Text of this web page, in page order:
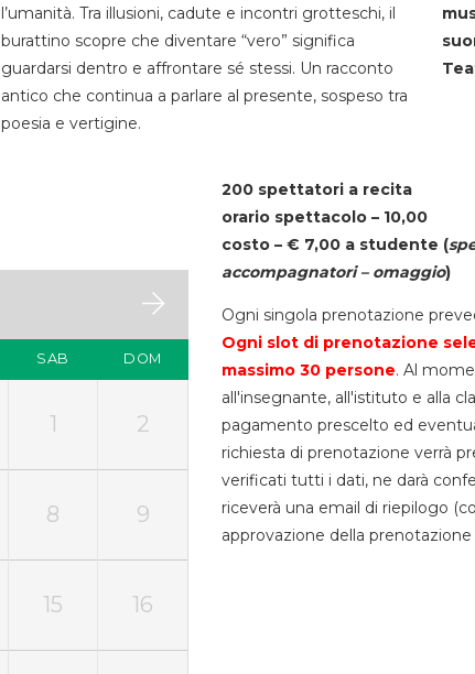
l’umanità. Tra illusioni, cadute e incontri grotteschi, il
burattino scopre che diventare “vero” significa
guardarsi dentro e affrontare sé stessi. Un racconto
antico che continua a parlare al presente, sospeso tra
poesia e vertigine.
SAB DOM
1 2
8 9
15 16
200 spettatori a recita
orario spettacolo – 10,00
costo – € 7,00 a studente (
accompagnatori – omaggio)
Ogni singola prenotazione
Ogni slot di prenotazione
massimo 30 persone. Al
all'insegnante, all'istituto e alla
pagamento prescelto ed
richiesta di prenotazione verrà
verificati tutti i dati, ne darà
riceverà una email di riepilogo
approvazione della prenotazione